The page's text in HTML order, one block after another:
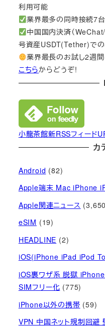
利用可能
業界最多の同時接続7台
中国国内決済（
号資産USDT(Tether)で
業界最長のお試し2週
こちらからどうぞ!
小龍茶館新RSSフィード
カ
Android (82)
Apple端末 Mac iPhone
Apple関連ニュース
eSIM (19)
HEADLINE (2)
iOS(iPhone iPad iPod
iOS裏ワザ系 脱獄 iPhone
SIMフリー化 (775)
iPhone以外の携帯 (59)
VPN 中国ネット規制回避